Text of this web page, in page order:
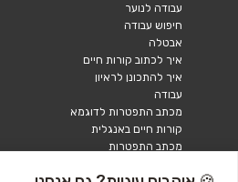
עבודה לנוער
חיפוש עבודה
אבטלה
איך לכתוב קורות חיים
איך להתכונן לראיון
עבודה
מכתב התפטרות לדוגמא
קורות חיים באנגלית
מכתב התפטרות